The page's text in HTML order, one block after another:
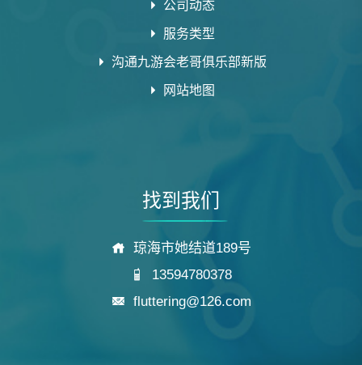
公司动态
服务类型
沟通九游会老哥俱乐部新版
网站地图
找到我们
琼海市她结道189号
13594780378
fluttering@126.com